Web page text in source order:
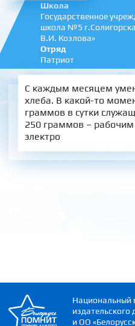
Школа
Государственное
школа №5
В.И. Козлова»
Отряд
Патриот
С каждым​ месяцем​
хлеба. В как­ой-то​
граммов в сутки
250 граммов –
электро­
Национальный
издательского
и ОО